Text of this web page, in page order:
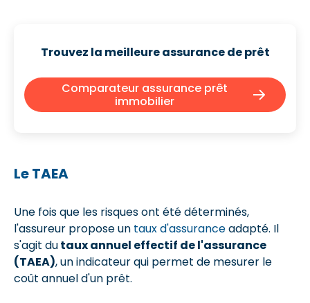
Trouvez la meilleure assurance de prêt
Comparateur assurance prêt
immobilier
Le TAEA
Une fois que les risques ont été déterminés,
l'assureur propose un taux d'assuranceadapté. Il
s'agit dutaux annuel effectif de l'assurance
(TAEA), un indicateur qui permet de mesurer le
coût annuel d'un prêt.